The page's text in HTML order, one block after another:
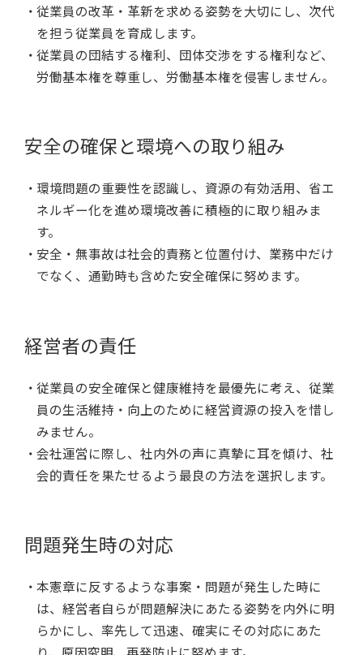
従業員の改革・革新を求める姿勢を大切にし、次代
を担う従業員を育成します。
従業員の団結する権利、団体交渉をする権利など、
労働基本権を尊重し、労働基本権を侵害しません。
安全の確保と環境への取り組み
環境問題の重要性を認識し、資源の有効活用、省エ
ネルギー化を進め環境改善に積極的に取り組みま
す。
安全・無事故は社会的責務と位置付け、業務中だけ
でなく、通勤時も含めた安全確保に努めます。
経営者の責任
従業員の安全確保と健康維持を最優先に考え、従業
員の生活維持・向上のために経営資源の投入を惜し
みません。
会社運営に際し、社内外の声に真摯に耳を傾け、社
会的責任を果たせるよう最良の方法を選択します。
問題発生時の対応
本憲章に反するような事案・問題が発生した時に
は、経営者自らが問題解決にあたる姿勢を内外に明
らかにし、率先して迅速、確実にその対応にあた